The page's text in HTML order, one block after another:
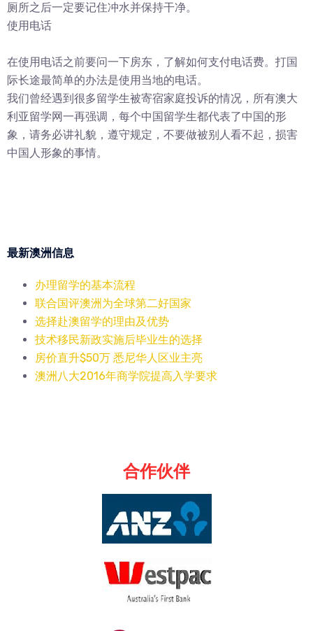
厕所之后一定要记住冲水并保持干净。
使用电话
在使用电话之前要问一下房东，了解如何支付电话费。打国
际长途最简单的办法是使用当地的电话。
我们曾经遇到很多留学生被寄宿家庭投诉的情况，所有澳大
利亚留学网一再强调，每个中国留学生都代表了中国的形
象，请务必讲礼貌，遵守规定，不要做被别人看不起，损害
中国人形象的事情。
最新澳洲信息
办理留学的基本流程
联合国评澳洲为全球第二好国家
选择赴澳留学的理由及优势
技术移民新政实施后毕业生的选择
房价直升$50万 悉尼华人区业主亮
澳洲八大2016年商学院提高入学要求
合作伙伴